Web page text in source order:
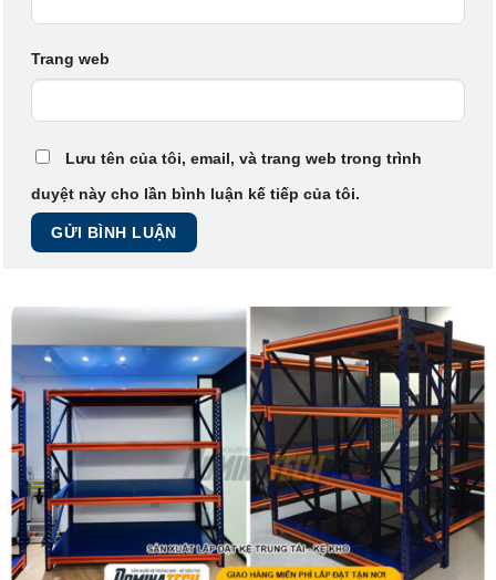
Trang web
Lưu tên của tôi, email, và trang web trong trình
duyệt này cho lần bình luận kế tiếp của tôi.